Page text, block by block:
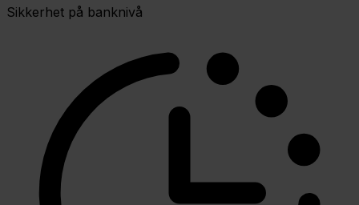
Sikkerhet på banknivå